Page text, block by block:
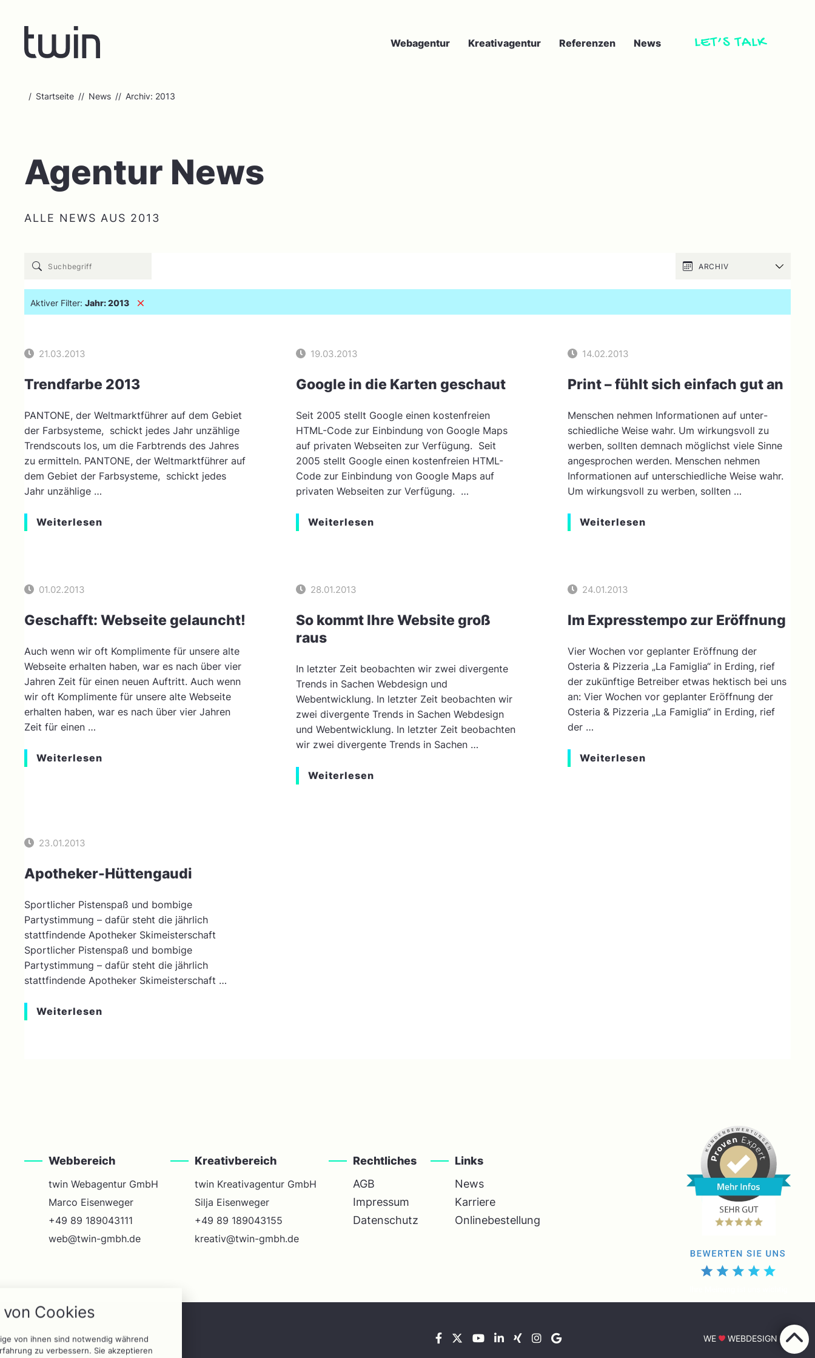
Webagentur Kreativagentur Referenzen News LET’S TALK
Startseite News Archiv: 2013
Agentur News
ALLE NEWS AUS 2013
ARCHIV
Aktiver Filter: Jahr:2013
21.03.2013
Trendfarbe 2013
PANTONE, der Weltmarktführer auf dem Gebiet
der Farbsysteme, schickt jedes Jahr unzählige
Trendscouts los, um die Farbtrends des Jahres
zu ermitteln. PANTONE, der Weltmarktführer auf
dem Gebiet der Farbsysteme, schickt jedes
Jahr unzählige …
Weiterlesen
19.03.2013
Google in die Karten geschaut
Seit 2005 stellt Google einen kostenfreien
HTML-Code zur Einbindung von Google Maps
auf privaten Webseiten zur Verfügung. ­ Seit
2005 stellt Google einen kostenfreien HTML-
Code zur Einbindung von Google Maps auf
privaten Webseiten zur Verfügung. ­ …
Weiterlesen
14.02.2013
Print – fühlt sich einfach gut an
Menschen nehmen Informationen auf unter­
schiedliche Weise wahr. Um wirkungsvoll zu
werben, sollten demnach möglichst viele Sinne
angesprochen werden. Menschen nehmen
Informationen auf unter­schiedliche Weise wahr.
Um wirkungsvoll zu werben, sollten …
Weiterlesen
01.02.2013
Geschafft: Webseite gelauncht!
Auch wenn wir oft Komplimente für unsere alte
Webseite erhalten haben, war es nach über vier
Jahren Zeit für einen neuen Auftritt. Auch wenn
wir oft Komplimente für unsere alte Webseite
erhalten haben, war es nach über vier Jahren
Zeit für einen …
Weiterlesen
28.01.2013
So kommt Ihre Website groß
raus
In letzter Zeit beobachten wir zwei divergente
Trends in Sachen Webdesign und
Webentwicklung. In letzter Zeit beobachten wir
zwei divergente Trends in Sachen Webdesign
und Webentwicklung. In letzter Zeit beobachten
wir zwei divergente Trends in Sachen …
Weiterlesen
24.01.2013
Im Expresstempo zur Eröffnung
Vier Wochen vor geplanter Eröffnung der
Osteria & Pizzeria „La Famiglia“ in Erding, rief
der zukünftige Betreiber etwas hektisch bei uns
an: Vier Wochen vor geplanter Eröffnung der
Osteria & Pizzeria „La Famiglia“ in Erding, rief
der …
Weiterlesen
23.01.2013
Apotheker-Hüttengaudi
Sportlicher Pistenspaß und bombige
Partystimmung – dafür steht die jährlich
stattfindende Apotheker Ski­meister­schaft
Sportlicher Pistenspaß und bombige
Partystimmung – dafür steht die jährlich
stattfindende Apotheker Ski­meister­schaft …
Weiterlesen
Webbereich
twin Webagentur GmbH
Marco Eisenweger
+49 89 189043111
web@twin-gmbh.de
Kreativbereich
twin Kreativagentur GmbH
Silja Eisenweger
+49 89 189043155
kreativ@twin-gmbh.de
Rechtliches
AGB
Impressum
Datenschutz
Links
News
Karriere
Onlinebestellung
© 2026 twin Agentur WE WEBDESIGN
Cookies
von ihnen sind notwendig während
zu verbessern. Sie akzeptieren
Analytics